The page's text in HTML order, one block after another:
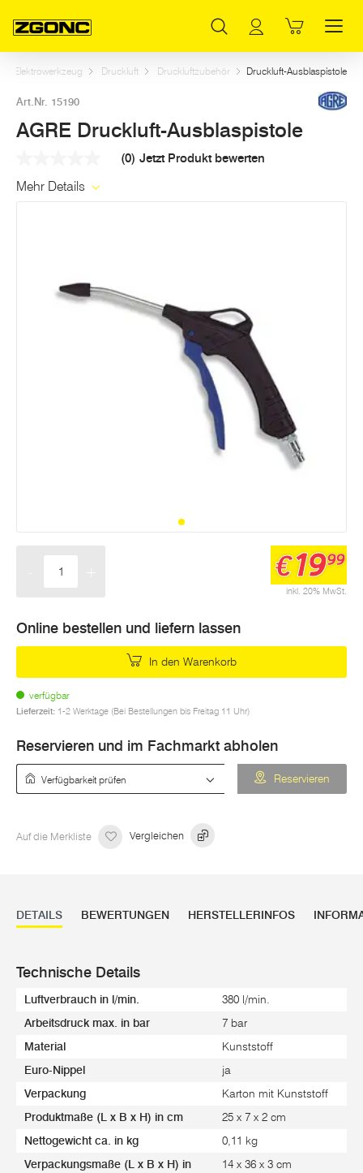
Elektrowerkzeug Druckluft Druckluftzubehör Druckluft-Ausblaspistole
Art.Nr. 15190
AGRE Druckluft-Ausblaspistole
Link
(0) Jetzt Produkt bewerten
Mehr Details
inkl. 20% MwSt.
€1999
Online bestellen und liefern lassen
In den Warenkorb
verfügbar
Lieferzeit: 1-2 Werktage (Bei Bestellungen bis Freitag 11 Uhr)
Reservieren und im Fachmarkt abholen
Reservieren
Auf die Merkliste Vergleichen
DETAILS BEWERTUNGEN HERSTELLERINFOS
Technische Details
Luftverbrauch in l/min. 380 l/min.
Arbeitsdruck max. in bar 7 bar
Material Kunststoff
Euro-Nippel ja
Verpackung Karton mit Kunststoff
Produktmaße (L x B x H) in cm 25 x 7 x 2 cm
Nettogewicht ca. in kg 0,11 kg
Verpackungsmaße (L x B x H) in
14 x 36 x 3 cm